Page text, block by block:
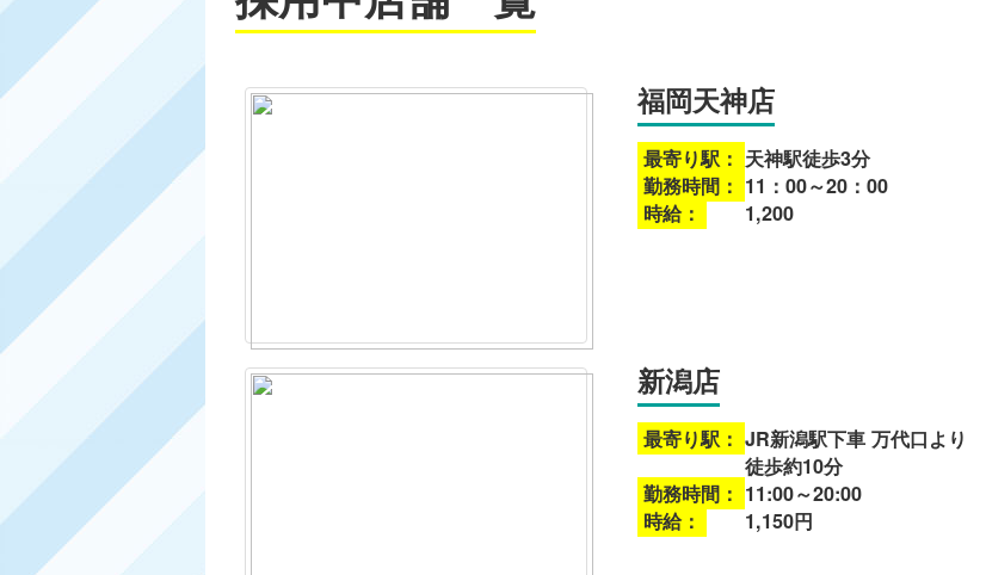
福岡天神店
最寄り駅： 天神駅徒歩3分
勤務時間： 11：00～20：00
時給：
1,200
新潟店
最寄り駅： JR新潟駅下車 万代口より
徒歩約10分
勤務時間： 11:00～20:00
時給：
1,150円